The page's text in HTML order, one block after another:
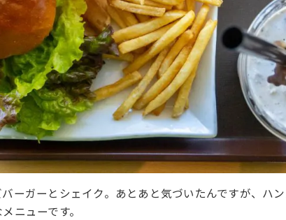
ーガーとシェイク。あとあと気づいたんですが、ハ
ニューです。